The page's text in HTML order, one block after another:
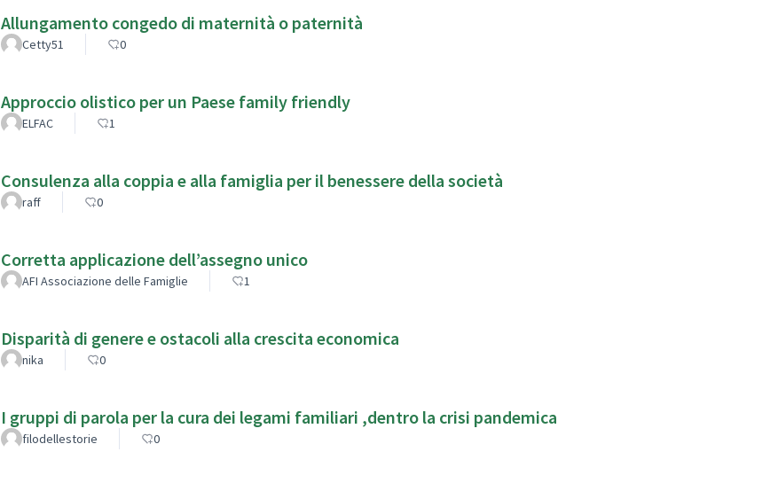
Allungamento congedo di maternità o paternità
Cetty51 0
Approccio olistico per un Paese family friendly
ELFAC 1
Consulenza alla coppia e alla famiglia per il benessere della società
raff 0
Corretta applicazione dell’assegno unico
AFI Associazione delle Famiglie 1
Disparità di genere e ostacoli alla crescita economica
nika 0
I gruppi di parola per la cura dei legami familiari ,dentro la crisi pandemica
filodellestorie 0